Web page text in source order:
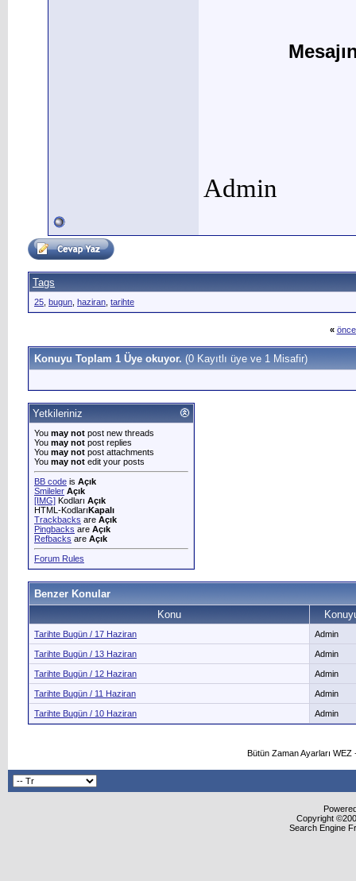
Admin
Tags
25 bugun haziran tarihte
«
Konuyu Toplam 1 Üye okuyor. (0 Kayıtlı üye ve 1 Misafir)
Yetkileriniz
You may not post new threads
You may not post replies
You may not post attachments
You may not edit your posts
BB code is Açık
Smileler Açık
[IMG] Kodları Açık
HTML-KodlarıKapalı
Trackbacks are Açık
Pingbacks are Açık
Refbacks are Açık
Forum Rules
Benzer Konular
Konu
Tarihte Bugün / 17 Haziran Admin
Tarihte Bugün / 13 Haziran Admin
Tarihte Bugün / 12 Haziran Admin
Tarihte Bugün / 11 Haziran Admin
Tarihte Bugün / 10 Haziran Admin
Bütün Zaman Ayarları
Copyright
Search Engine